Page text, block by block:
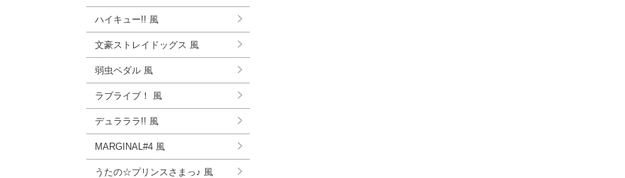
ハイキュー!! 風
文豪ストレイドッグス 風
弱虫ペダル 風
ラブライブ！ 風
デュラララ!! 風
MARGINAL#4 風
うたの☆プリンスさまっ♪ 風